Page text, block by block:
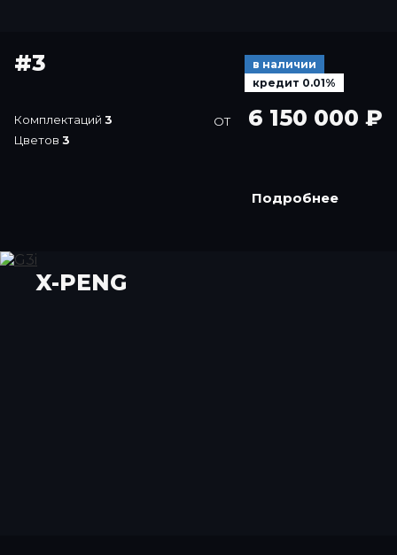
#3
в наличии
кредит 0.01%
Комплектаций 3
Цветов 3
ОТ 6 150 000 ₽
Подробнее
X-PENG